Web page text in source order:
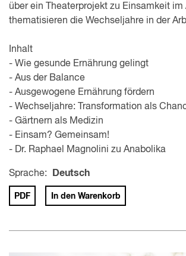
über ein Theater­projekt zu Einsamkeit im
thematisieren die Wechseljahre in der
Inhalt
- Wie gesunde Ernährung gelingt
- Aus der Balance
- Ausgewogene Ernährung fördern
- Wechseljahre: Transformation als
- Gärtnern als Medizin
- Einsam? Gemeinsam!
- Dr. Raphael Magnolini zu Anabolika
Sprache: Deutsch
PDF In den Warenkorb